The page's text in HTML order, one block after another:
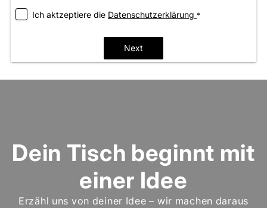
Ich aktzeptiere die ­Datenschutzerklärung *
Next
Dein Tisch beginnt mit
einer Idee
Erzähl uns von deiner Idee – wir machen daraus